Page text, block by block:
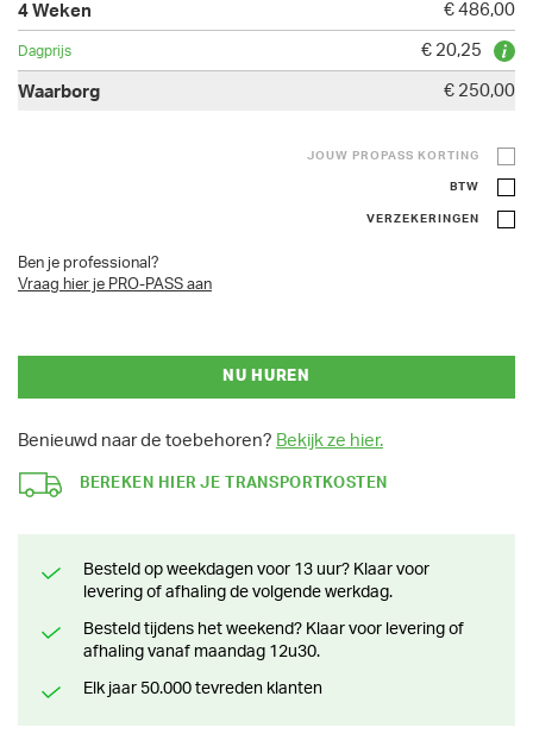
€ 486,00
€ 20,25
€ 250,00
JOUW PROPASS KORTING
BTW
VERZEKERINGEN
Ben je professional?
Vraag hier je PRO-PASS aan
NU HUREN
Benieuwd naar de toebehoren? Bekijk ze hier.
BEREKEN HIER JE TRANSPORTKOSTEN
Besteld op weekdagen voor 13 uur? Klaar voor
levering of afhaling de volgende werkdag.
Besteld tijdens het weekend? Klaar voor levering of
afhaling vanaf maandag 12u30.
Elk jaar 50.000 tevreden klanten